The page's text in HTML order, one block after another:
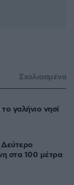
Σχολιασμένα
γαλήνιο νησί
στα 100 μέτρα